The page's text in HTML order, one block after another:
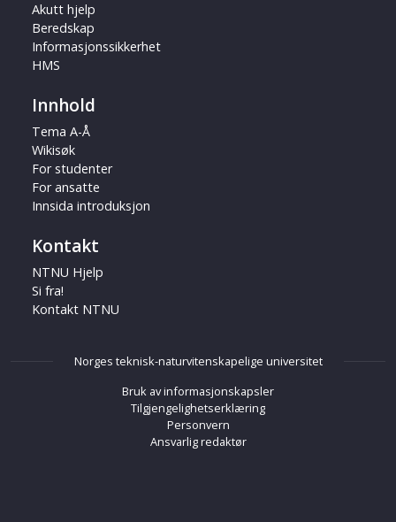
Akutt hjelp
Beredskap
Informasjonssikkerhet
HMS
Innhold
Tema A-Å
Wikisøk
For studenter
For ansatte
Innsida introduksjon
Kontakt
NTNU Hjelp
Si fra!
Kontakt NTNU
Norges teknisk-naturvitenskapelige universitet
Bruk av informasjonskapsler
Tilgjengelighetserklæring
Personvern
Ansvarlig redaktør